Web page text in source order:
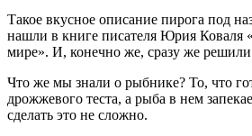
Такое вкусное описание пирога под
нашли в книге писателя Юрия Коваля
мире». И, конечно же, сразу же решили
Что же мы знали о рыбнике? То, что
дрожжевого теста, а рыба в нем
сделать это не сложно.